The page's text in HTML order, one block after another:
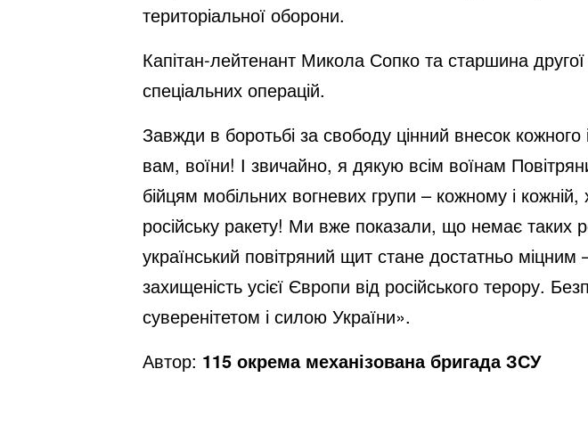
територіальної оборони.
Капітан-лейтенант Микола Сопко та старшина
спеціальних операцій.
Завжди в боротьбі за свободу цінний внесок
вам, воїни! І звичайно, я дякую всім воїнам
бійцям мобільних вогневих групи – кожному і
російську ракету! Ми вже показали, що немає таких
український повітряний щит стане достатньо
захищеність усієї Європи від російського терору.
суверенітетом і силою України».
Автор: 115 окрема механізована бригада ЗСУ